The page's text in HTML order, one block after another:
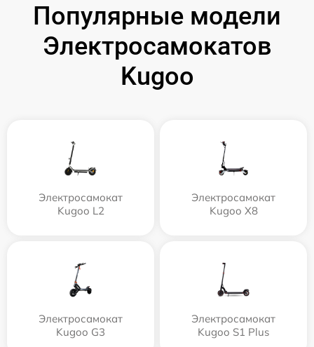
Популярные модели
Электросамокатов
Kugoo
Электросамокат
Kugoo L2
Электросамокат
Kugoo X8
Электросамокат
Kugoo G3
Электросамокат
Kugoo S1 Plus